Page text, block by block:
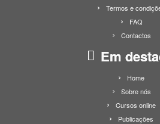
Termos e
FAQ
Contactos
Em
Home
Sobre nós
Cursos online
Publicações